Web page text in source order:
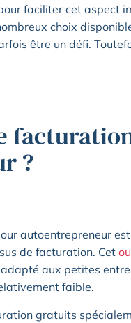
faciliter cet aspect
choix
être un défi.
?
autoentrepreneur
de facturation. Cet
aux petites
faible.
gratuits